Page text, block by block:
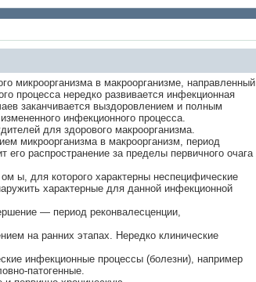
микроорганизма в макроорганизме, направленный
процесса нередко развивается инфекционная
заканчивается выздоровлением и полным
инфекционного процесса.
для здорового макроорганизма.
микроорганизма в макроорганизм, период
распространение за пределы первичного очага
ы, для которого характерны неспецифические
характерные для данной инфекционной
— период реконвалесценции,
на ранних этапах. Нередко клинические
инфекционные процессы (болезни), например
патогенные.